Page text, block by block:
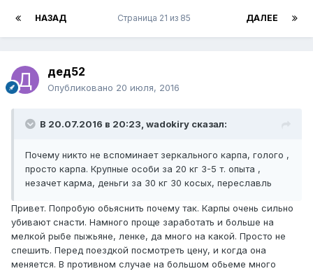
НАЗАД ДАЛЕЕ
Страница 21 из 85
дед52
Опубликовано 20 июля, 2016
В 20.07.2016 в 20:23, wadokiry сказал:
Почему никто не вспоминает зеркального карпа, голого ,
просто карпа. Крупные особи за 20 кг 3-5 т. опыта ,
незачет карма, деньги за 30 кг 30 косых, переславль
Привет. Попробую обьяснить почему так. Карпы очень сильно
убивают снасти. Намного проще заработать и больше на
мелкой рыбе пыжьяне, ленке, да много на какой. Просто не
спешить. Перед поездкой посмотреть цену, и когда она
меняется. В противном случае на большом обьеме много